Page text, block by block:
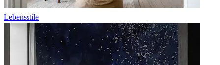
Lebensstile